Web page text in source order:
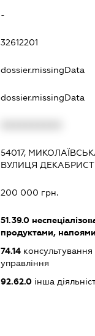
-
32612201
dossier.missingData
dossier.missingData
54017,
ВУЛИЦЯ
200 000 грн.
51.39.0
продуктами,
74.14 консультування
управління
92.62.0 інша